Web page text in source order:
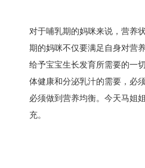
对于哺乳期的妈咪来说，营养
期的妈咪不仅要满足自身对营
给予宝宝生长发育所需要的一
体健康和分泌乳汁的需要，必
必须做到营养均衡。今天马姐
充。